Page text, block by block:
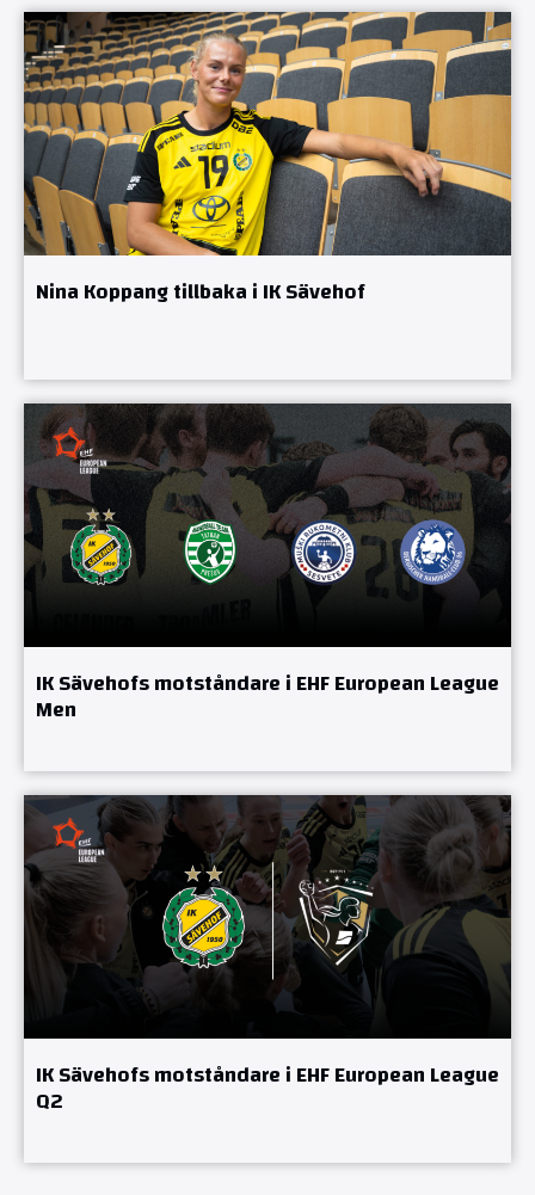
Nina Koppang tillbaka i IK Sävehof
IK Sävehofs motståndare i EHF European League
Men
IK Sävehofs motståndare i EHF European League
Q2